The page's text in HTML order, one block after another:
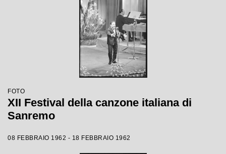
FOTO
XII Festival della canzone italiana di
Sanremo
08 FEBBRAIO 1962 - 18 FEBBRAIO 1962